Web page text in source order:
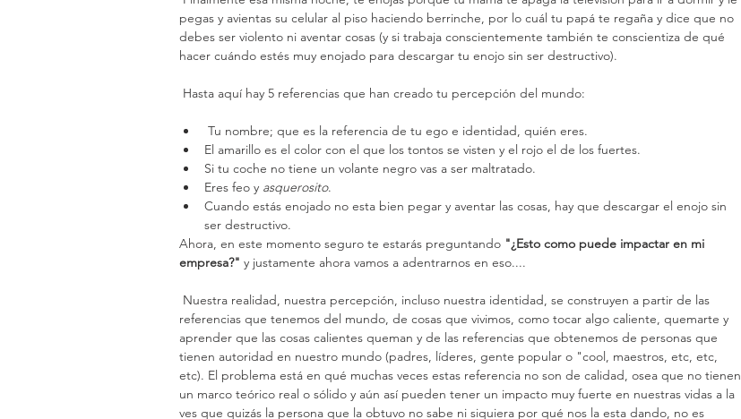
pegas y avientas su celular al piso haciendo berrinche, por lo cuál tu papá te regaña y dice que no
debes ser violento ni aventar cosas (y si trabaja conscientemente también te conscientiza de qué
hacer cuándo estés muy enojado para descargar tu enojo sin ser destructivo).
Hasta aquí hay 5 referencias que han creado tu percepción del mundo:
Tu nombre; que es la referencia de tu ego e identidad, quién eres.
El amarillo es el color con el que los tontos se visten y el rojo el de los fuertes.
Si tu coche no tiene un volante negro vas a ser maltratado.
Eres feo y asquerosito.
Cuando estás enojado no esta bien pegar y aventar las cosas, hay que descargar el enojo sin
ser destructivo.
Ahora, en este momento seguro te estarás preguntando "¿Esto como puede impactar en mi
empresa?" y justamente ahora vamos a adentrarnos en eso....
referencias que tenemos del mundo, de cosas que vivimos, como tocar algo caliente, quemarte y
aprender que las cosas calientes queman y de las referencias que obtenemos de personas que
tienen autoridad en nuestro mundo (padres, líderes, gente popular o "cool, maestros, etc, etc,
etc). El problema está en qué muchas veces estas referencia no son de calidad, osea que no tienen
un marco teórico real o sólido y aún así pueden tener un impacto muy fuerte en nuestras vidas a la
ves que quizás la persona que la obtuvo no sabe ni siquiera por qué nos la esta dando, no es